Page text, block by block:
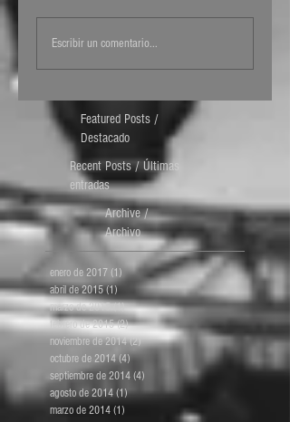
Featured Posts /
Destacado
Recent Posts / Últimas
entradas
Archive /
Archivo
enero de 2017 (1) 1 entrada
abril de 2015 (1) 1 entrada
marzo de 2015
(1)1 entrada
febrero de 2015 (2)2 entradas
noviembre de 2014 (2)2 entradas
octubre de 2014 (4)4 entradas
septiembre de 2014 (4) 4 entradas
agosto de 2014 (1)1 entrada
marzo de 2014 (1)
Escribir un comentario...